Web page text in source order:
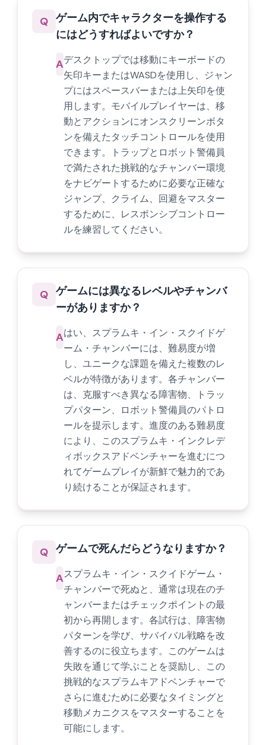
Q ゲーム内でキャラクターを操作する
にはどうすればよいですか？
Aデスクトップでは移動にキーボードの
矢印キーまたはWASDを使用し、ジャン
プにはスペースバーまたは上矢印を使
用します。モバイルプレイヤーは、移
動とアクションにオンスクリーンボタ
ンを備えたタッチコントロールを使用
できます。トラップとロボット警備員
で満たされた挑戦的なチャンバー環境
をナビゲートするために必要な正確な
ジャンプ、クライム、回避をマスター
するために、レスポンシブコントロー
ルを練習してください。
Q ゲームには異なるレベルやチャンバ
ーがありますか？
Aはい、スプラムキ・イン・スクイドゲ
ーム・チャンバーには、難易度が増
し、ユニークな課題を備えた複数のレ
ベルが特徴があります。各チャンバー
は、克服すべき異なる障害物、トラッ
プパターン、ロボット警備員のパトロ
ールを提示します。進度のある難易度
により、このスプラムキ・インクレデ
ィボックスアドベンチャーを進むにつ
れてゲームプレイが新鮮で魅力的であ
り続けることが保証されます。
Q ゲームで死んだらどうなりますか？
Aスプラムキ・イン・スクイドゲーム・
チャンバーで死ぬと、通常は現在のチ
ャンバーまたはチェックポイントの最
初から再開します。各試行は、障害物
パターンを学び、サバイバル戦略を改
善するのに役立ちます。このゲームは
失敗を通じて学ぶことを奨励し、この
挑戦的なスプラムキアドベンチャーで
さらに進むために必要なタイミングと
移動メカニクスをマスターすることを
可能にします。